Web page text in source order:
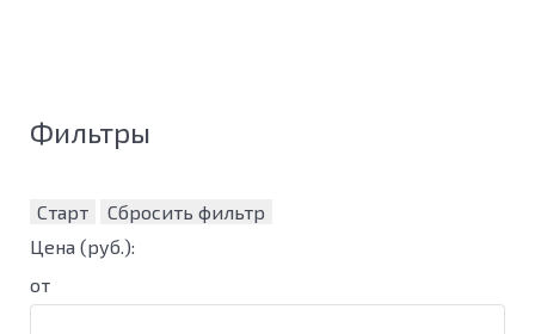
Фильтры
Старт
Сбросить фильтр
Цена (руб.):
от